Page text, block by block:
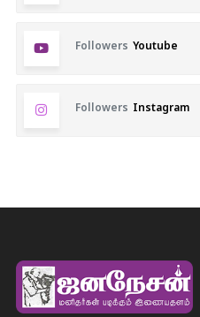
Followers Youtube
Followers Instagram